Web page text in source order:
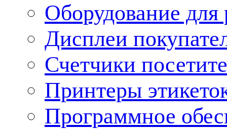
Оборудование
Дисплеи
Счетчики
Принтеры
Программное